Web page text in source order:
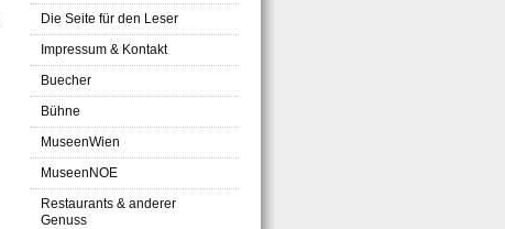
Die Seite für den Leser
Impressum & Kontakt
Buecher
Bühne
MuseenWien
MuseenNOE
Restaurants & anderer
Genuss